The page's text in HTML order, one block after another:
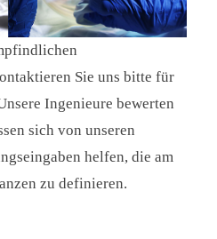
Sie uns bitte für
Ingenieure bewerten
sich von unseren
helfen, die am
zu definieren.